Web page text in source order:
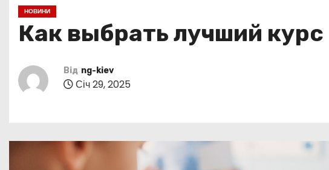
НОВИНИ
Как выбрать лучший
Від ng-kiev
Січ 29, 2025